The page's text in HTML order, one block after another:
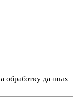
обработку данных